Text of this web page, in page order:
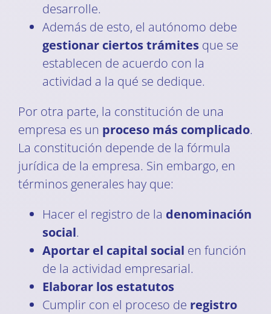
desarrolle.
Además de esto, el autónomo debe
gestionar ciertos trámites que se
establecen de acuerdo con la
actividad a la qué se dedique.
Por otra parte, la constitución de una
empresa es un proceso más complicado.
La constitución depende de la fórmula
jurídica de la empresa. Sin embargo, en
términos generales hay que:
Hacer el registro de la denominación
social.
Aportar el capital social en función
de la actividad empresarial.
Elaborar los estatutos
Cumplir con el proceso de registro